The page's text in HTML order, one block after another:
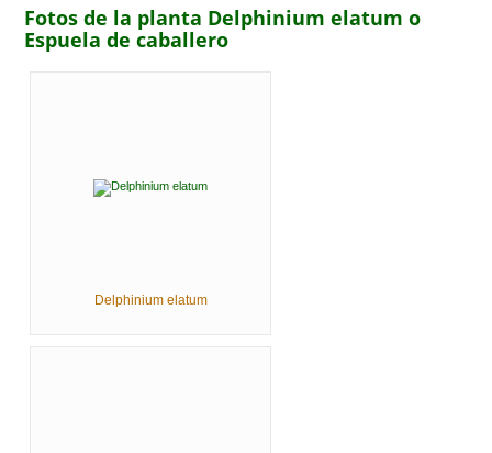
Fotos de la planta Delphinium elatum o
Espuela de caballero
Delphinium elatum